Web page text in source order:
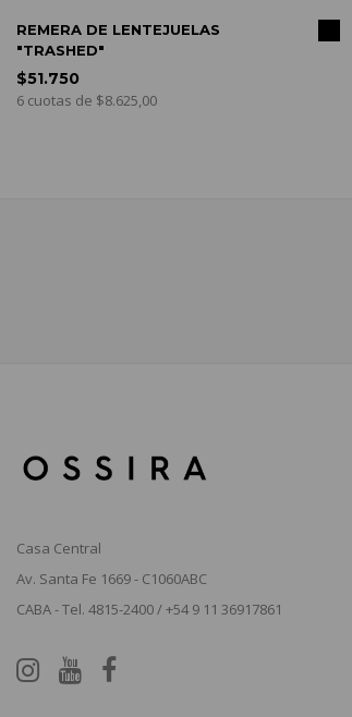
REMERA DE LENTEJUELAS
"TRASHED"
$51.750
6 cuotas de $8.625,00
Casa Central
Av. Santa Fe 1669 - C1060ABC
CABA - Tel. 4815-2400 / +54 9 11 36917861